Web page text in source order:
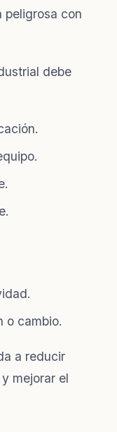
peligrosa con
debe
o cambio.
a reducir
mejorar el